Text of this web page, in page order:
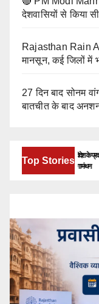
देशवासियों से किया
Rajasthan Rain
मानसून, कई जिलों में
27 दिन बाद सोनम
बातचीत के बाद
Top Stories
बेंगलूरु में जुटेंगे देश-विदेश के प्रवासी
के नए अवसरों पर होगा मंथन